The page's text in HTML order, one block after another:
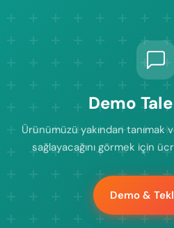
Demo
Ürünümüzü yakından tanımak
sağlayacağını görmek için
Demo &